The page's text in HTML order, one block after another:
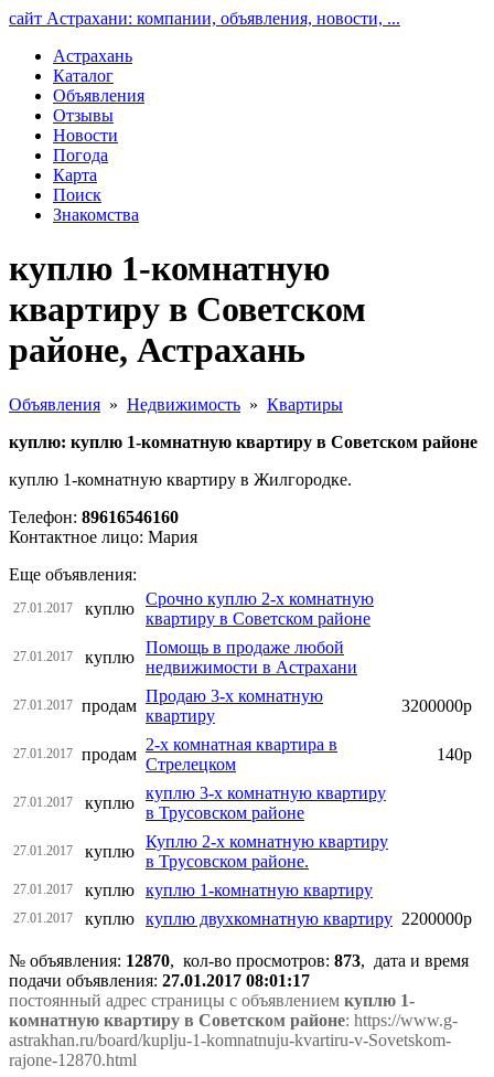
сайт Астрахани: компании, объявления, новости, ...
Астрахань
Каталог
Объявления
Отзывы
Новости
Погода
Карта
Поиск
Знакомства
куплю 1-комнатную
квартиру в Советском
районе, Астрахань
Объявления » Недвижимость » Квартиры
куплю: куплю 1-комнатную квартиру в Советском районе
куплю 1-комнатную квартиру в Жилгородке.
Телефон: 89616546160
Контактное лицо: Мария
Еще объявления:
27.01.2017 куплю
Срочно куплю 2-х комнатную
квартиру в Советском районе
27.01.2017 куплю
Помощь в продаже любой
недвижимости в Астрахани
27.01.2017 продам
Продаю 3-х комнатную
квартиру
3200000р
27.01.2017 продам
2-х комнатная квартира в
Стрелецком
140р
27.01.2017 куплю
куплю 3-х комнатную квартиру
в Трусовском районе
27.01.2017 куплю
Куплю 2-х комнатную квартиру
в Трусовском районе.
27.01.2017 куплю куплю 1-комнатную квартиру
27.01.2017 куплю куплю двухкомнатную квартиру 2200000р
№ объявления: 12870, кол-во просмотров: 873, дата и время
подачи объявления: 27.01.2017 08:01:17
постоянный адрес страницы с объявлением куплю 1-
комнатную квартиру в Советском районе: https://www.g-
astrakhan.ru/board/kuplju-1-komnatnuju-kvartiru-v-Sovetskom-
rajone-12870.html